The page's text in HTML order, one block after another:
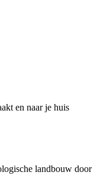
en naar je huis
landbouw door